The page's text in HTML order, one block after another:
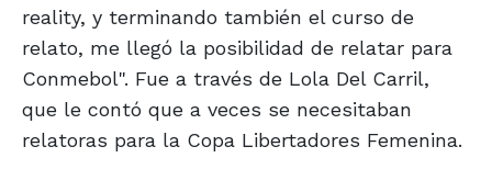
reality, y terminando también el curso de
relato, me llegó la posibilidad de relatar para
Conmebol". Fue a través de Lola Del Carril,
que le contó que a veces se necesitaban
relatoras para la Copa Libertadores Femenina.